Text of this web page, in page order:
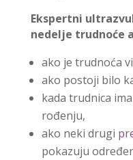
Ekspertni
nedelje trudnoće
ako je trudnoća
ako postoji bilo
kada trudnica
rođenju,
ako neki drugi
pokazuju